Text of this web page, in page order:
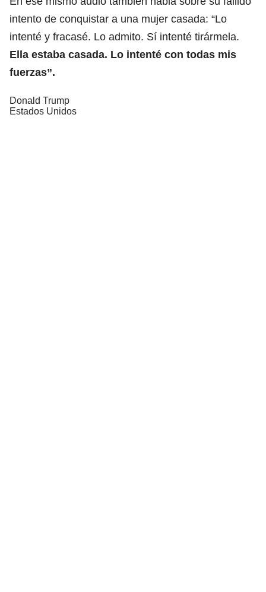
intento de conquistar a una mujer casada: “Lo
intenté y fracasé. Lo admito. Sí intenté tirármela.
Ella estaba casada. Lo intenté con todas mis
fuerzas”.
Donald Trump
Estados Unidos